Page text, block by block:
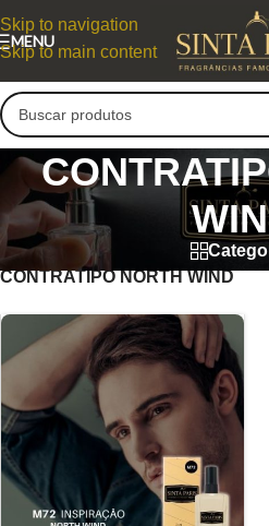
Skip to navigation
Skip to main content
MENU
CONTRATIPO NORTH WIND